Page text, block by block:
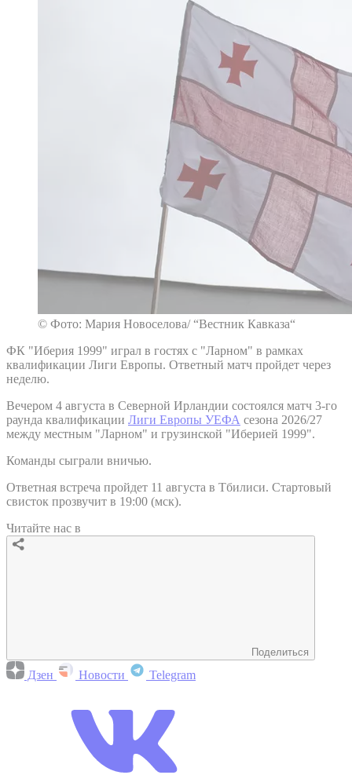
© Фото: Мария Новоселова/ “Вестник Кавказа“
ФК "Иберия 1999" играл в гостях с "Ларном" в рамках
квалификации Лиги Европы. Ответный матч пройдет через
неделю.
Вечером 4 августа в Северной Ирландии состоялся матч 3-го
раунда квалификации Лиги Европы УЕФА сезона 2026/27
между местным "Ларном" и грузинской "Иберией 1999".
Команды сыграли вничью.
Ответная встреча пройдет 11 августа в Тбилиси. Стартовый
свисток прозвучит в 19:00 (мск).
Читайте нас в
Поделиться
Дзен Новости Telegram